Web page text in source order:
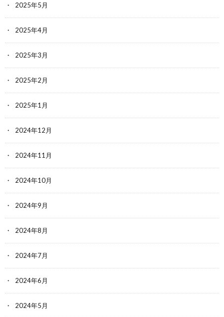
2025年5月
2025年4月
2025年3月
2025年2月
2025年1月
2024年12月
2024年11月
2024年10月
2024年9月
2024年8月
2024年7月
2024年6月
2024年5月